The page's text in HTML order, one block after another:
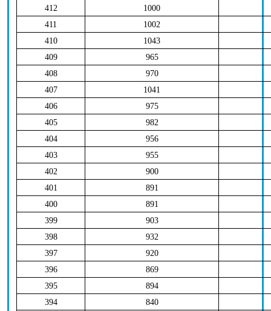
412
1000
411
1002
410
1043
409
965
408
970
407
1041
406
975
405
982
404
956
403
955
402
900
401
891
400
891
399
903
398
932
397
920
396
869
395
894
394
840